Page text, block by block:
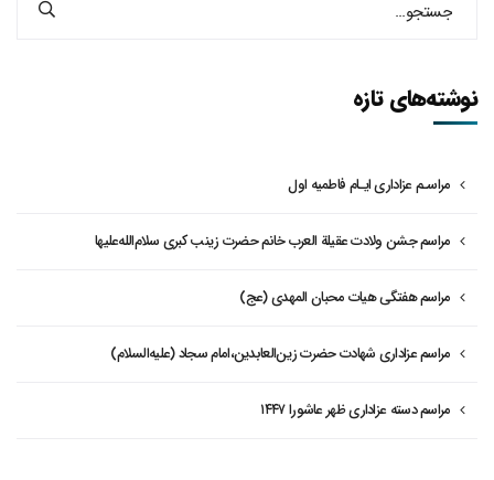
نوشته‌های تازه
مراسـم عزاداری ایـام فاطمیه اول
مراسم جشن ولادت عقیلة العرب خانم حضرت زینب کبری سلام‌الله‌علیها
مراسم هفتگی هیات محبان المهدی (عج)
مراسم عزاداری شهادت حضرت زین‌العابدین،امام سجاد (علیه‌السلام)
مراسم دسته عزاداری ظهر عاشورا ۱۴۴۷